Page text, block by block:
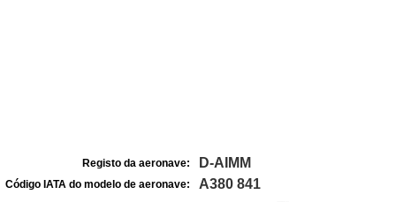
Registo da aeronave: D-AIMM
Código IATA do modelo de aeronave: A380 841